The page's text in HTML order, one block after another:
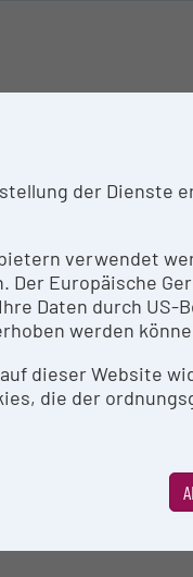
der Dienste
verwendet
Der Europäische
Daten durch US-
werden
dieser Website
die der